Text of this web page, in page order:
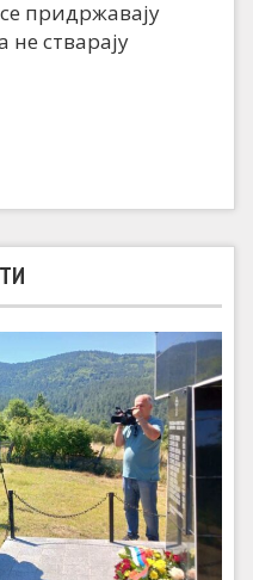
придржавају
не стварају